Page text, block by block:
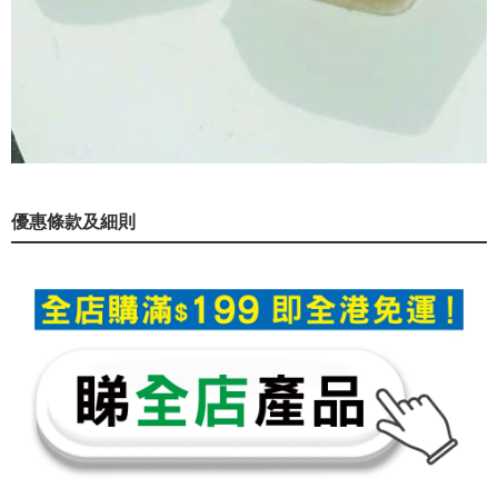
優惠條款及細則